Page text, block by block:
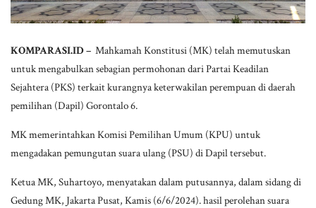
KOMPARASI.ID – Mahkamah Konstitusi (MK) telah memutuskan
untuk mengabulkan sebagian permohonan dari Partai Keadilan
Sejahtera (PKS) terkait kurangnya keterwakilan perempuan di daerah
pemilihan (Dapil) Gorontalo 6.
MK memerintahkan Komisi Pemilihan Umum (KPU) untuk
mengadakan pemungutan suara ulang (PSU) di Dapil tersebut.
Ketua MK, Suhartoyo, menyatakan dalam putusannya, dalam sidang di
Gedung MK, Jakarta Pusat, Kamis (6/6/2024). hasil perolehan suara